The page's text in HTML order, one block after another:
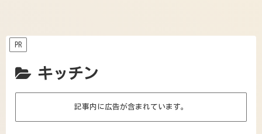
PR
キッチン
記事内に広告が含まれています。